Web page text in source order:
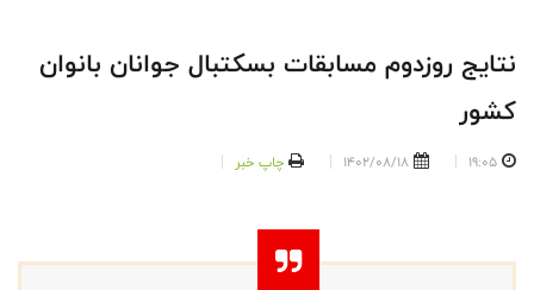
نتایج روزدوم مسابقات بسکتبال جوانان بانوان
کشور
19:05
1402/08/18 چاپ خبر